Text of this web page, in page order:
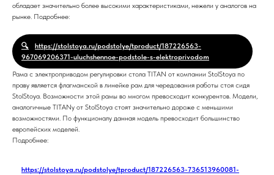
обладает значительно более высокими характеристиками, нежели у аналогов на
рынке. Подробнее:
https://stolstoya.ru/podstolye/tproduct/187226563-
967069206371-uluchshennoe-podstole-s-elektroprivodom
Рама с электроприводом регулировки стола TITAN от компании StolStoya по
праву является флагманской в линейке рам для чередования работы стоя сидя
StolStoya. Возможности этой рамы во многом превосходит конкурентов. Модели,
аналогичные TITANу от StolStoya стоят значительно дороже с меньшими
возможностями. По функционалу данная модель превосходит большинство
европейских моделей.
Подробнее:
https://stolstoya.ru/podstolye/tproduct/187226563-736513960081-